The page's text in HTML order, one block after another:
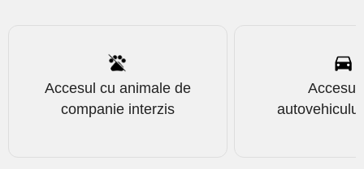
Accesul cu animale de
companie interzis
Accesul